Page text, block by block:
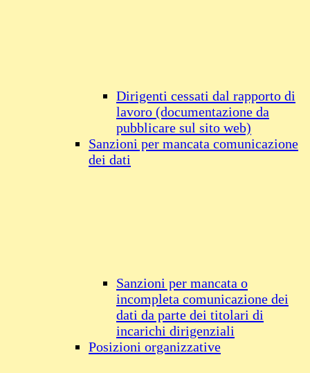
Dirigenti cessati dal rapporto di
lavoro (documentazione da
pubblicare sul sito web)
Sanzioni per mancata comunicazione
dei dati
Sanzioni per mancata o
incompleta comunicazione dei
dati da parte dei titolari di
incarichi dirigenziali
Posizioni organizzative